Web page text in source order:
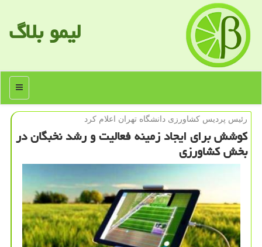
لیمو بلاگ
منو
رئیس پردیس كشاورزی دانشگاه تهران اعلام كرد
كوشش برای ایجاد زمینه فعالیت و رشد نخبگان در
بخش كشاورزی